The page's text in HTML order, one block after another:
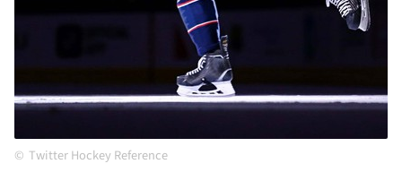
Twitter Hockey Reference